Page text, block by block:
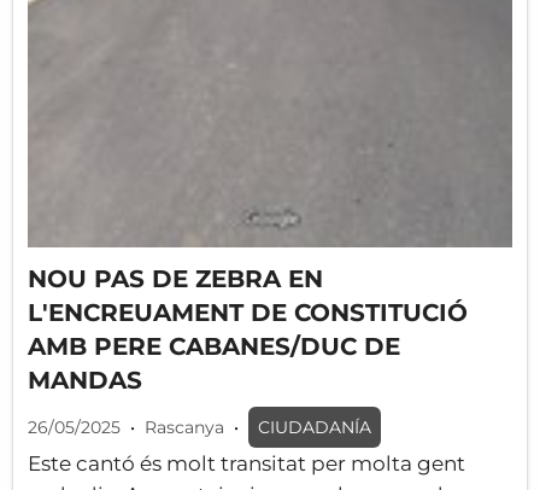
NOU PAS DE ZEBRA EN
L'ENCREUAMENT DE CONSTITUCIÓ
AMB PERE CABANES/DUC DE
MANDAS
26/05/2025 • Rascanya • CIUDADANÍA
Este cantó és molt transitat per molta gent